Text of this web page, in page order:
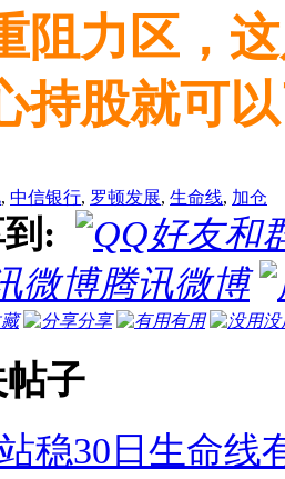
阻力区，
持股就可
, 中信银行, 罗顿发展, 生命线, 加仓
:
腾讯微博
分享 有用 没
子
稳30日生命线